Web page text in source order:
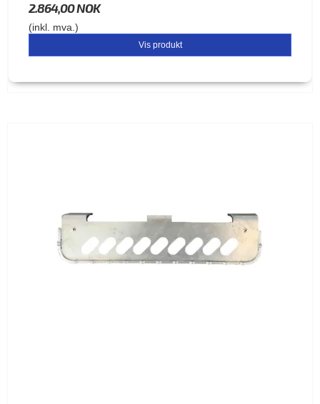
2.864,00 NOK
(inkl. mva.)
Vis produkt